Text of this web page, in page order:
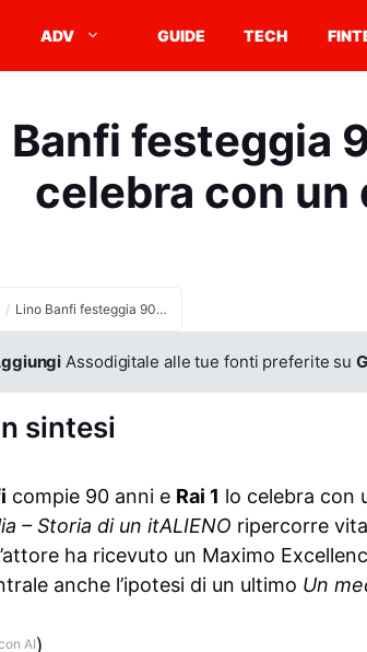
ADV GUIDE TECH
Banfi festeggia
celebra con
/ Lino Banfi festeggia 90 anni, Rai 1 lo celebra con un docufilm
Assodigitale alle tue fonti preferite su
sintesi
compie 90 anni e Rai 1 lo celebra con
– Storia di un itALIENO ripercorre
ha ricevuto un Maximo
anche l’ipotesi di un ultimo Un
AI)